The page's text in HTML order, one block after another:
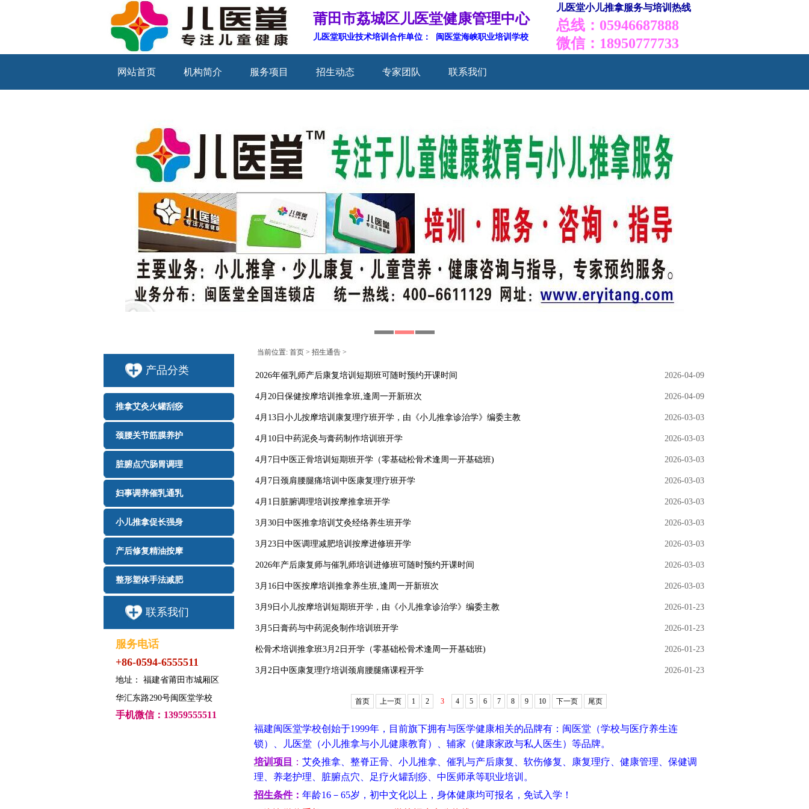
儿医堂小儿推拿服务与培训热线
总线：05946687888
微信：18950777733
网站首页 机构简介 服务项目 招生动态 专家团队 联系我们
莆田市荔城区儿医堂健康管理中心
儿医堂职业技术培训合作单位： 闽医堂海峡职业培训学校
1
产品分类
推拿艾灸火罐刮痧
颈腰关节筋膜养护
脏腑点穴肠胃调理
妇事调养催乳通乳
小儿推拿促长强身
产后修复精油按摩
整形塑体手法减肥
联系我们
服务电话
+86-0594-6555511
地址： 福建省莆田市城厢区
华汇东路290号闽医堂学校
手机微信：13959555511
当前位置: 首页 > 招生通告 >
2026-04-09
2026年催乳师产后康复培训短期班可随时预约开课时间
2026-04-09
4月20日保健按摩培训推拿班,逢周一开新班次
2026-03-03
4月13日小儿按摩培训康复理疗班开学，由《小儿推拿诊治学》编委主教
2026-03-03
4月10日中药泥灸与膏药制作培训班开学
2026-03-03
4月7日中医正骨培训短期班开学（零基础松骨术逢周一开基础班)
2026-03-03
4月7日颈肩腰腿痛培训中医康复理疗班开学
2026-03-03
4月1日脏腑调理培训按摩推拿班开学
2026-03-03
3月30日中医推拿培训艾灸经络养生班开学
2026-03-03
3月23日中医调理减肥培训按摩进修班开学
2026-03-03
2026年产后康复师与催乳师培训进修班可随时预约开课时间
2026-03-03
3月16日中医按摩培训推拿养生班,逢周一开新班次
2026-01-23
3月9日小儿按摩培训短期班开学，由《小儿推拿诊治学》编委主教
2026-01-23
3月5日膏药与中药泥灸制作培训班开学
2026-01-23
松骨术培训推拿班3月2日开学（零基础松骨术逢周一开基础班)
2026-01-23
3月2日中医康复理疗培训颈肩腰腿痛课程开学
首页 上一页 1 2 3 4 5 6 7 8 9 10 下一页 尾页
福建闽医堂学校创始于1999年，目前旗下拥有与医学健康相关的品牌有：闽医堂（学校与医疗养生连
锁）、儿医堂（小儿推拿与小儿健康教育）、辅家（健康家政与私人医生）等品牌。
培训项目
： 艾灸推拿、整脊正骨、小儿推拿、催乳与产后康复、软伤修复、康复理疗、健康管理、保健调
理、养老护理、脏腑点穴、足疗火罐刮痧、中医师承等职业培训。
招生条件： 年龄16－65岁，初中文化以上，身体健康均可报名，免试入学！